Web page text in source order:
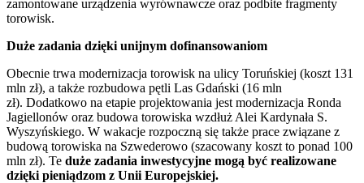
zamontowane urządzenia wyrównawcze oraz podbite fragmenty
torowisk.
Duże zadania dzięki unijnym dofinansowaniom
Obecnie trwa modernizacja torowisk na ulicy Toruńskiej (koszt 131
mln zł), a także rozbudowa pętli Las Gdański (16 mln
zł). Dodatkowo na etapie projektowania jest modernizacja Ronda
Jagiellonów oraz budowa torowiska wzdłuż Alei Kardynała S.
Wyszyńskiego. W wakacje rozpoczną się także prace związane z
budową torowiska na Szwederowo (szacowany koszt to ponad 100
mln zł). Te duże zadania inwestycyjne mogą być realizowane
dzięki pieniądzom z Unii Europejskiej.